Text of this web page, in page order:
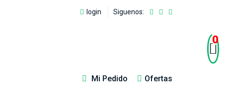
login Siguenos:
Mi Pedido Ofertas
0